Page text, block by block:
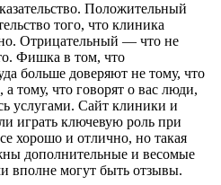
Положительный
того, что клиника
Отрицательный — что не
Фишка в том, что
больше доверяют не тому, что
тому, что говорят о вас люди,
услугами. Сайт клиники и
играть ключевую роль при
хорошо и отлично, но такая
дополнительные и весомые
вполне могут быть отзывы.